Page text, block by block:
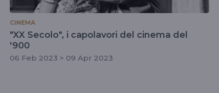
CINEMA
"XX Secolo", i capolavori del cinema del
'900
06 Feb 2023 > 09 Apr 2023